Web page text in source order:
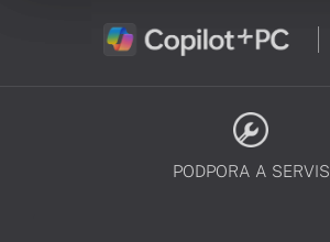
PODPORA A SERVIS